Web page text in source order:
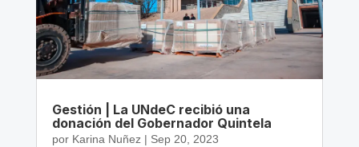
Gestión | La UNdeC recibió una
donación del Gobernador Quintela
por Karina Nuñez| Sep 20, 2023